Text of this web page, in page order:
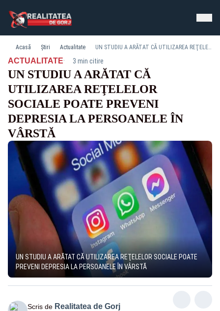
Acasă Știri Actualitate UN STUDIU A ARĂTAT CĂ UTILIZAREA REŢELELOR SOCIALE POATE PREVENI DEPRESIA LA PERSOANELE ÎN VÂRSTĂ
ACTUALITATE· 3 min citire
UN STUDIU A ARĂTAT CĂ
UTILIZAREA REŢELELOR
SOCIALE POATE PREVENI
DEPRESIA LA PERSOANELE ÎN
VÂRSTĂ
UN STUDIU A ARĂTAT CĂ UTILIZAREA REŢELELOR SOCIALE POATE
PREVENI DEPRESIA LA PERSOANELE ÎN VÂRSTĂ
Scris de Realitatea de Gorj